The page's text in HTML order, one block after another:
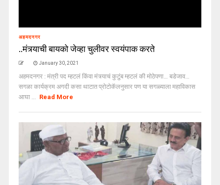
अहमदनगर
..मंत्र्याची बायको जेव्हा चुलीवर स्वयंपाक करते
January 30, 2021
अहमदनगर : मंत्री पद म्हटलं किंवा मंत्र्याचं कुटुंब म्हटलं की मोठेपणा… बडेजाव…
सगळा कार्यक्रम अगदी कसा थाटात प्रोटोकॅलनुसार पण या सगळ्याला महाविकास
आघा ... Read More